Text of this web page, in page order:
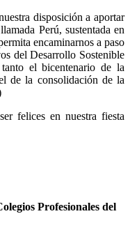
disposición a aportar
Perú, sustentada en
encaminarnos a paso
del Desarrollo Sostenible
el bicentenario de la
de la consolidación de la
felices en nuestra fiesta
Profesionales del